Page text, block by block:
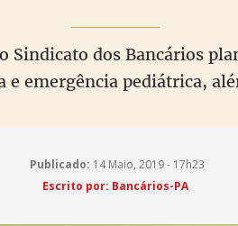
Sindicato dos Bancários
emergência pediátrica,
Publicado: 14 Maio, 2019 - 17h23
Escrito por: Bancários-PA